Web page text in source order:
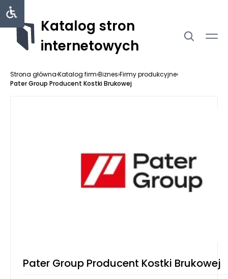
Katalog stron
internetowych
Strona główna›Katalog firm›Biznes›Firmy produkcyjne›
Pater Group Producent Kostki Brukowej
Pater Group Producent Kostki Brukowej